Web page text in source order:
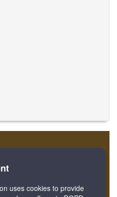
器
Bookmark
uses cookies to provide